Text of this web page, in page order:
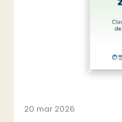
20 mar 2026